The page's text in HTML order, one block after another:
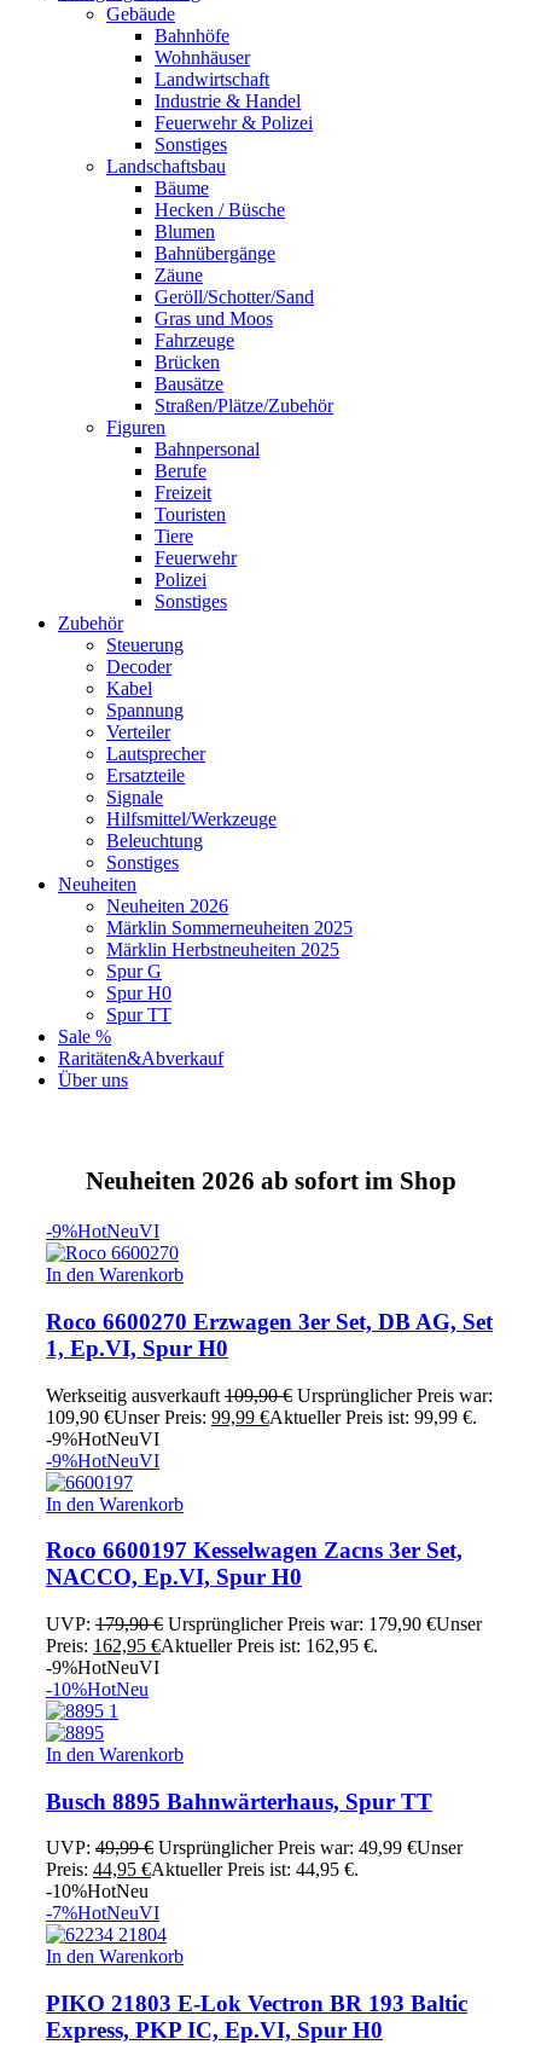
Gebäude
Bahnhöfe
Wohnhäuser
Landwirtschaft
Industrie & Handel
Feuerwehr & Polizei
Sonstiges
Landschaftsbau
Bäume
Hecken / Büsche
Blumen
Bahnübergänge
Zäune
Geröll/Schotter/Sand
Gras und Moos
Fahrzeuge
Brücken
Bausätze
Straßen/Plätze/Zubehör
Figuren
Bahnpersonal
Berufe
Freizeit
Touristen
Tiere
Feuerwehr
Polizei
Sonstiges
Zubehör
Steuerung
Decoder
Kabel
Spannung
Verteiler
Lautsprecher
Ersatzteile
Signale
Hilfsmittel/Werkzeuge
Beleuchtung
Sonstiges
Neuheiten
Neuheiten 2026
Märklin Sommerneuheiten 2025
Märklin Herbstneuheiten 2025
Spur G
Spur H0
Spur TT
Sale %
Raritäten&Abverkauf
Über uns
Neuheiten 2026 ab sofort im Shop
-9%HotNeuVI
In den Warenkorb
Roco 6600270 Erzwagen 3er Set, DB AG, Set
1, Ep.VI, Spur H0
Werkseitig ausverkauft 109,90€ Ursprünglicher Preis war:
109,90 €Unser Preis: 99,99 €Aktueller Preis ist: 99,99 €.
-9%HotNeuVI
-9%HotNeuVI
In den Warenkorb
Roco 6600197 Kesselwagen Zacns 3er Set,
NACCO, Ep.VI, Spur H0
UVP: 179,90€ Ursprünglicher Preis war: 179,90 €Unser
Preis: 162,95 €Aktueller Preis ist: 162,95 €.
-9%HotNeuVI
-10%HotNeu
In den Warenkorb
Busch 8895 Bahnwärterhaus, Spur TT
UVP: 49,99€ Ursprünglicher Preis war: 49,99 €Unser
Preis: 44,95 €Aktueller Preis ist: 44,95 €.
-10%HotNeu
-7%HotNeuVI
In den Warenkorb
PIKO 21803 E-Lok Vectron BR 193 Baltic
Express, PKP IC, Ep.VI, Spur H0